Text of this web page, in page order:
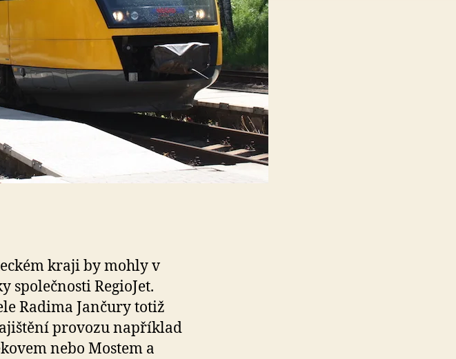
kraji by mohly v
RegioJet.
Radima Jančury totiž
provozu například
nebo Mostem a